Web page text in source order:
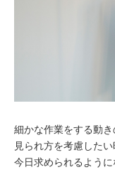
細かな作業をする動
見られ方を考慮した
今日求められるように